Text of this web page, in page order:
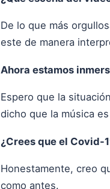
De lo que más
este de manera
Ahora estamos
Espero que la
dicho que la música
¿Crees que el Covid-
Honestamente, creo
como antes.